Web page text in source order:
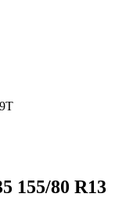
155/80 R13